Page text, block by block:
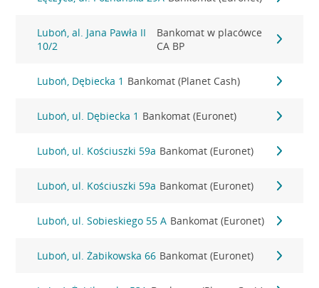
Luboń, al. Jana Pawła II
10/2
Bankomat w placówce
CA BP
Luboń, Dębiecka 1 Bankomat (Planet Cash)
Luboń, ul. Dębiecka 1 Bankomat (Euronet)
Luboń, ul. Kościuszki 59a Bankomat (Euronet)
Luboń, ul. Kościuszki 59a Bankomat (Euronet)
Luboń, ul. Sobieskiego 55 A Bankomat (Euronet)
Luboń, ul. Żabikowska 66 Bankomat (Euronet)